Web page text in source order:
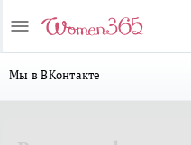
Мы в ВКонтакте